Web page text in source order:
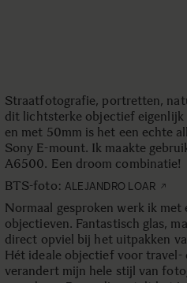
Straatfotografie, portretten,
dit lichtsterke objectief eigenlijk
en met 50mm is het een echte
Sony E-mount. Ik maakte
A6500. Een droom combinatie!
BTS-foto: ALEJANDRO LOAR
Normaal gesproken werk ik
objectieven. Fantastisch glas,
direct opviel bij het uitpakken
Hét ideale objectief voor
verandert mijn hele stijl van